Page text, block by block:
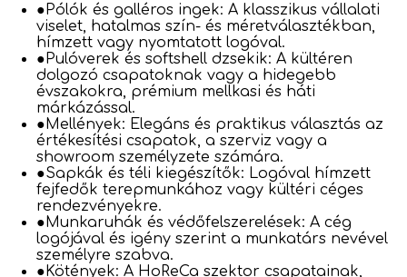
●Pólók és galléros ingek: A klasszikus vállalati
viselet, hatalmas szín- és méretválasztékban,
hímzett vagy nyomtatott logóval.
●Pulóverek és softshell dzsekik: A kültéren
dolgozó csapatoknak vagy a hidegebb
évszakokra, prémium mellkasi és háti
márkázással.
●Mellények: Elegáns és praktikus választás az
értékesítési csapatok, a szerviz vagy a
showroom személyzete számára.
●Sapkák és téli kiegészítők: Logóval hímzett
fejfedők terepmunkához vagy kültéri céges
rendezvényekre.
●Munkaruhák és védőfelszerelések: A cég
logójával és igény szerint a munkatárs nevével
személyre szabva.
●Kötények: A HoReCa szektor csapatainak,